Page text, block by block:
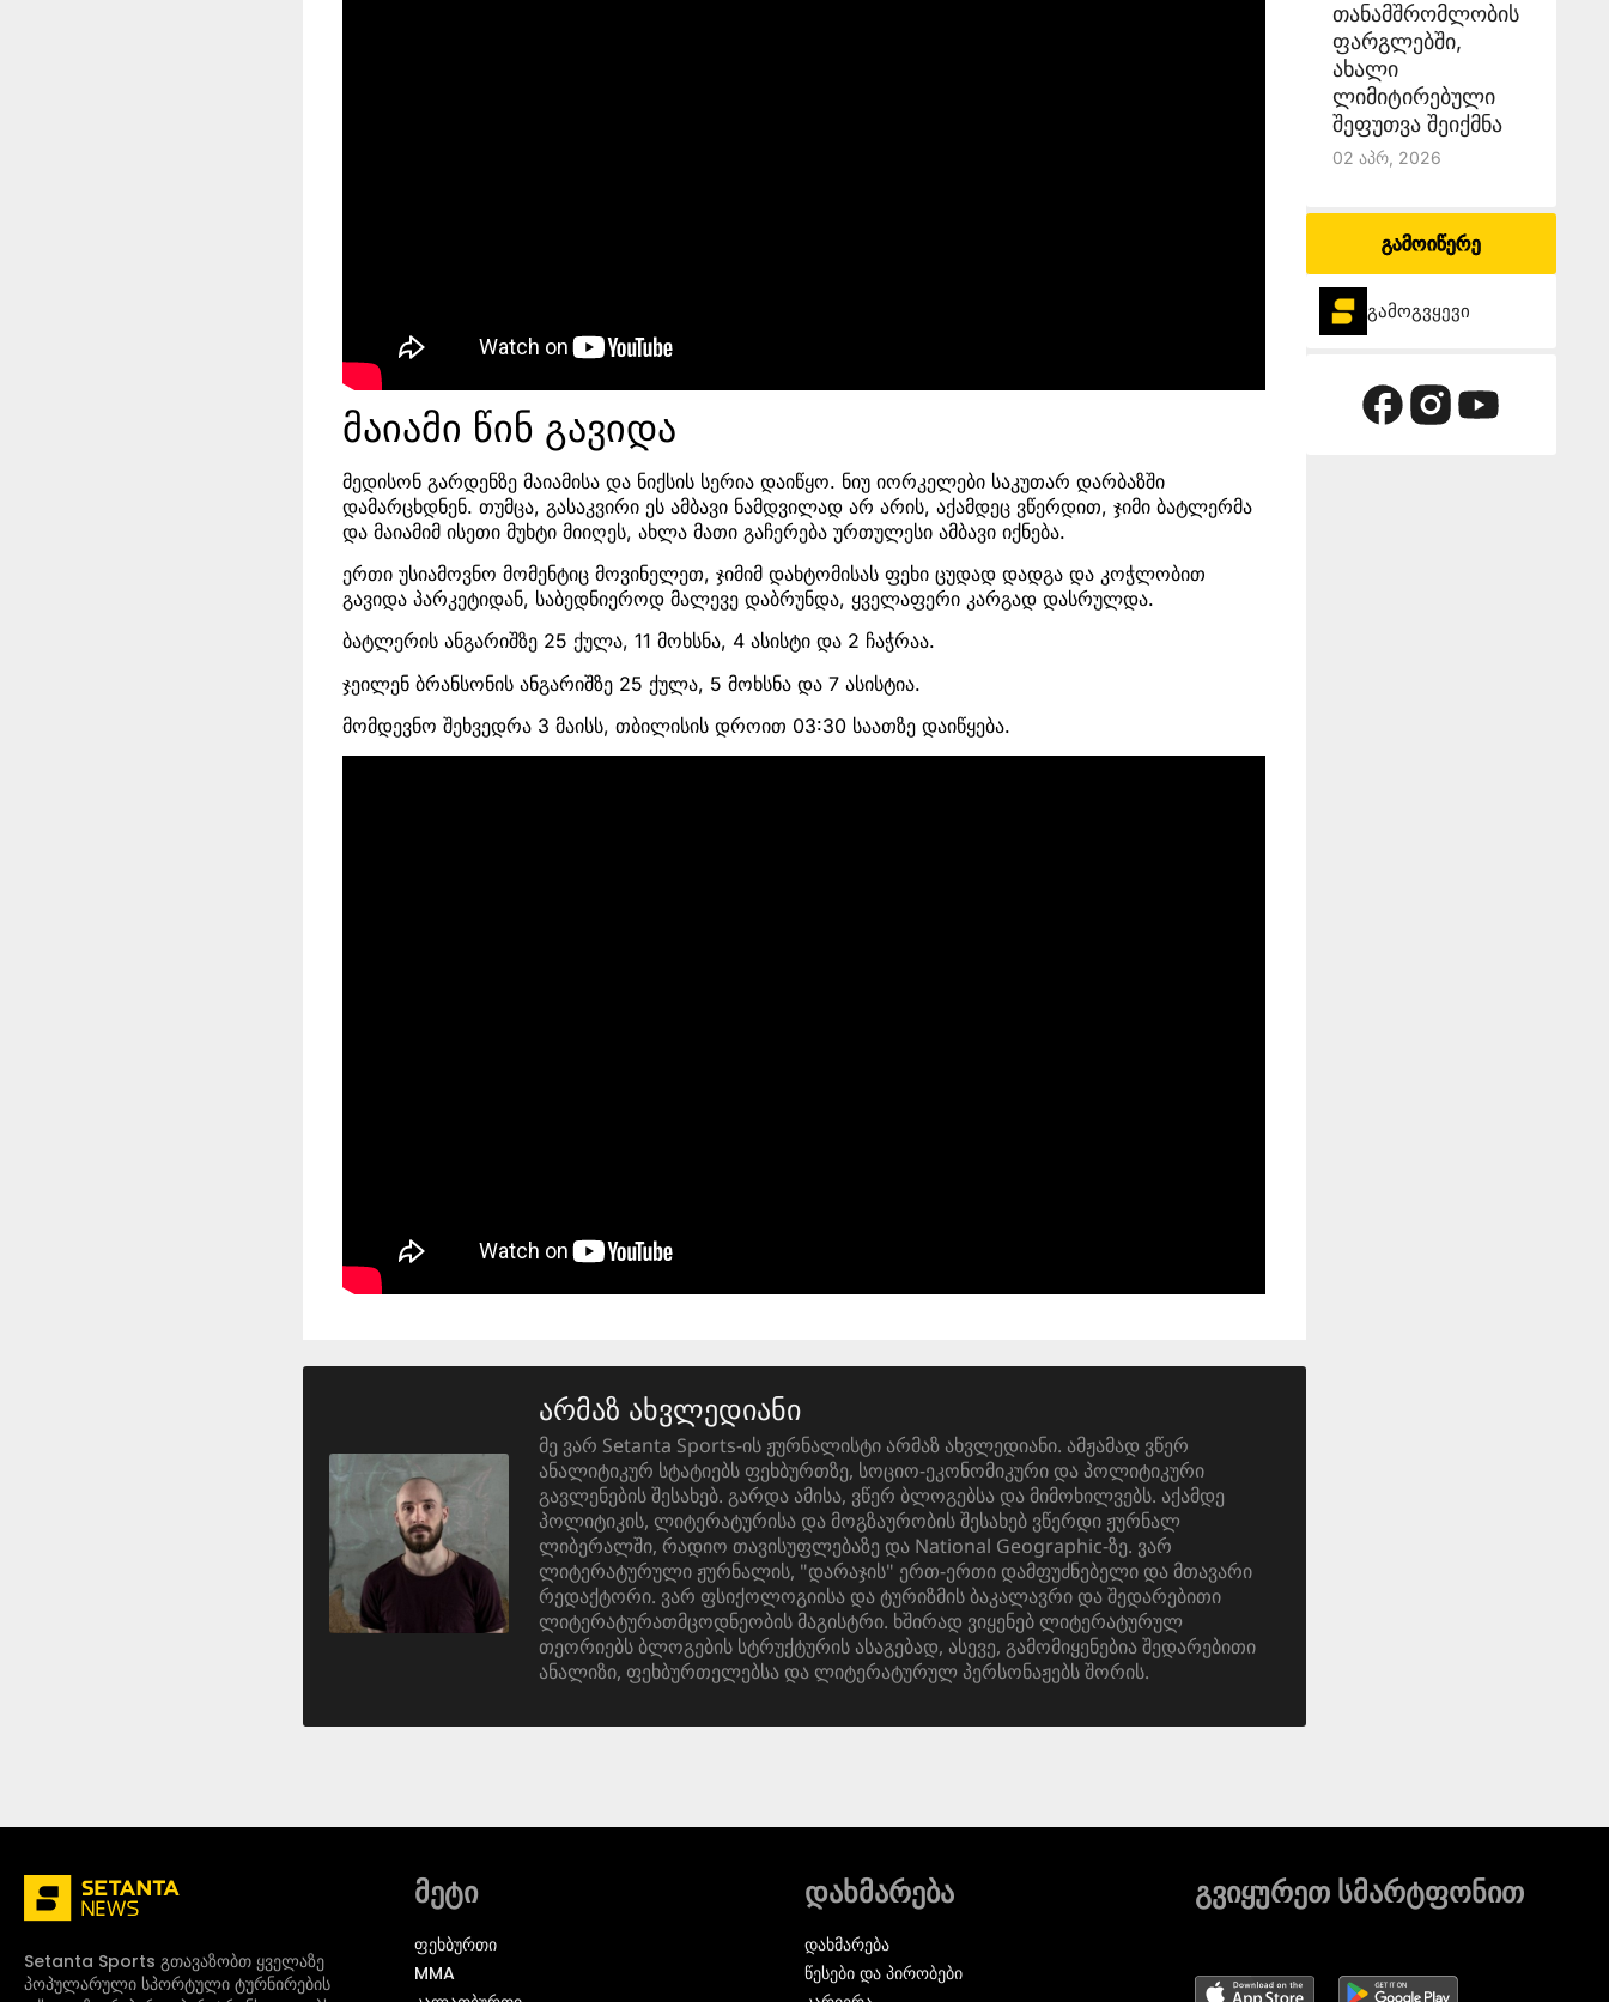
მაიამი წინ გავიდა
მედისონ გარდენზე მაიამისა და ნიქსის სერია დაიწყო. ნიუ იორკელები საკუთარ დარბაზში
დამარცხდნენ. თუმცა, გასაკვირი ეს ამბავი ნამდვილად არ არის, აქამდეც ვწერდით, ჯიმი ბატლერმა
და მაიამიმ ისეთი მუხტი მიიღეს, ახლა მათი გაჩერება ურთულესი ამბავი იქნება.
ერთი უსიამოვნო მომენტიც მოვინელეთ, ჯიმიმ დახტომისას ფეხი ცუდად დადგა და კოჭლობით
გავიდა პარკეტიდან, საბედნიეროდ მალევე დაბრუნდა, ყველაფერი კარგად დასრულდა.
ბატლერის ანგარიშზე 25 ქულა, 11 მოხსნა, 4 ასისტი და 2 ჩაჭრაა.
ჯეილენ ბრანსონის ანგარიშზე 25 ქულა, 5 მოხსნა და 7 ასისტია.
მომდევნო შეხვედრა 3 მაისს, თბილისის დროით 03:30 საათზე დაიწყება.
არმაზ ახვლედიანი
მე ვარ Setanta Sports-ის ჟურნალისტი არმაზ ახვლედიანი. ამჟამად ვწერ
ანალიტიკურ სტატიებს ფეხბურთზე, სოციო-ეკონომიკური და პოლიტიკური
გავლენების შესახებ. გარდა ამისა, ვწერ ბლოგებსა და მიმოხილვებს. აქამდე
პოლიტიკის, ლიტერატურისა და მოგზაურობის შესახებ ვწერდი ჟურნალ
ლიბერალში, რადიო თავისუფლებაზე და National Geographic-ზე. ვარ
ლიტერატურული ჟურნალის, "დარაჯის" ერთ-ერთი დამფუძნებელი და მთავარი
რედაქტორი. ვარ ფსიქოლოგიისა და ტურიზმის ბაკალავრი და შედარებითი
ლიტერატურათმცოდნეობის მაგისტრი. ხშირად ვიყენებ ლიტერატურულ
თეორიებს ბლოგების სტრუქტურის ასაგებად, ასევე, გამომიყენებია შედარებითი
ანალიზი, ფეხბურთელებსა და ლიტერატურულ პერსონაჟებს შორის.
თანამშრომლობის
ფარგლებში,
ახალი
ლიმიტირებული
შეფუთვა შეიქმნა
02 Აპრ, 2026
გამოიწერე
გამოგვყევი
Setanta Sports გთავაზობთ ყველაზე
პოპულარული სპორტული ტურნირების
მეტი
ᲤᲔᲮᲑᲣᲠᲗᲘ
MMA
დახმარება
დახმარება
წესები და პირობები
გვიყურეთ სმარტფონით